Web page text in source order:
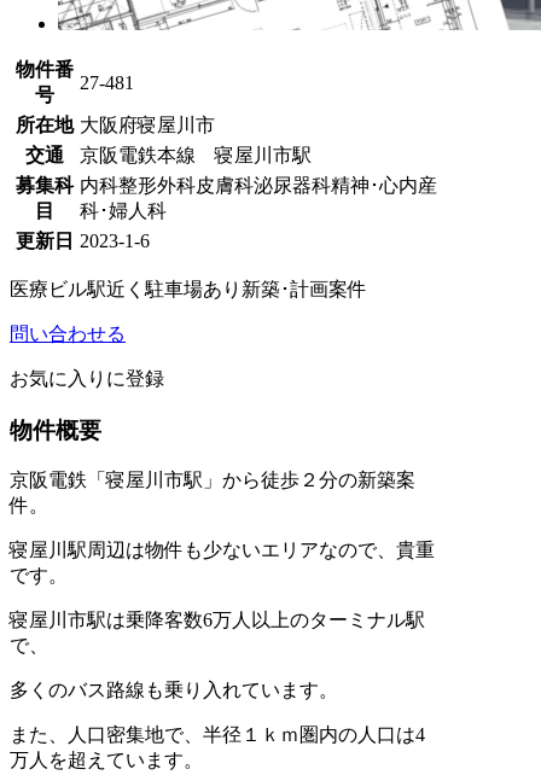
物件番
号
27-481
所在地 大阪府寝屋川市
交通
京阪電鉄本線 寝屋川市駅
募集科
目
内科整形外科皮膚科泌尿器科精神･心内産
科･婦人科
更新日 2023-1-6
医療ビル駅近く 駐車場あり 新築･計画案件
問い合わせる
お気に入りに登録
物件概要
京阪電鉄「寝屋川市駅」から徒歩２分の新築案
件。
寝屋川駅周辺は物件も少ないエリアなので、貴重
です。
寝屋川市駅は乗降客数6万人以上のターミナル駅
で、
多くのバス路線も乗り入れています。
また、人口密集地で、半径１ｋｍ圏内の人口は4
万人を超えています。